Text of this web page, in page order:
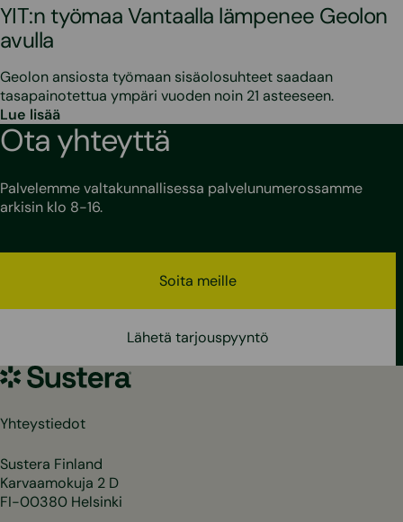
YIT:n työmaa Vantaalla lämpenee Geolon
avulla
Geolon ansiosta työmaan sisäolosuhteet saadaan
tasapainotettua ympäri vuoden noin 21 asteeseen.
Lue lisää
Ota yhteyttä
Palvelemme valtakunnallisessa palvelunumerossamme
arkisin klo 8-16.
Soita meille
Lähetä tarjouspyyntö
Sustera
Yhteystiedot
Sustera Finland
Karvaamokuja 2 D
FI-00380 Helsinki